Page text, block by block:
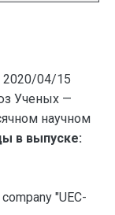
2020/04/15
Ученых —
научном
в выпуске:
"UEC-